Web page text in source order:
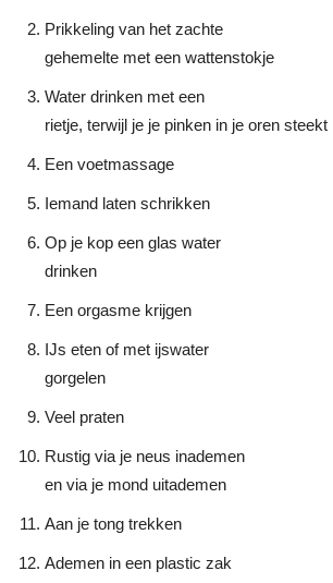
Prikkeling van het zachte
gehemelte met een wattenstokje
Water drinken met een
rietje, terwijl je je pinken in je oren steekt
Een voetmassage
Iemand laten schrikken
Op je kop een glas water
drinken
Een orgasme krijgen
IJs eten of met ijswater
gorgelen
Veel praten
Rustig via je neus inademen
en via je mond uitademen
Aan je tong trekken
Ademen in een plastic zak